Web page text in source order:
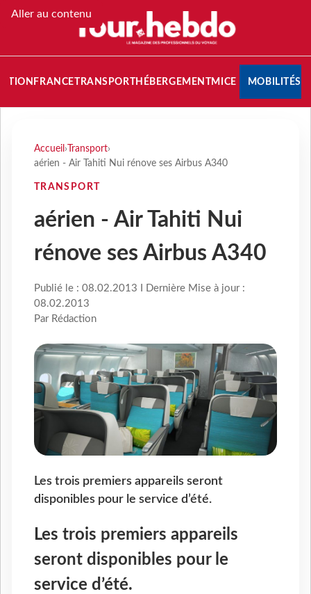
Aller au contenu
FRANCETRANSPORT HÉBERGEMENTMICE MOBILITÉS
Accueil › Transport›
aérien - Air Tahiti Nui rénove ses Airbus A340
TRANSPORT
aérien - Air Tahiti Nui
rénove ses Airbus A340
Publié le : 08.02.2013 I Dernière Mise à jour :
08.02.2013
Par Rédaction
Les trois premiers appareils seront
disponibles pour le service d’été.
Les trois premiers appareils
seront disponibles pour le
service d’été.